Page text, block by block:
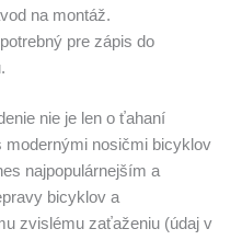
na montáž.
pre zápis do
nie je len o ťahaní
modernými nosičmi bicyklov
najpopulárnejším a
bicyklov a
zvislému zaťaženiu (údaj v